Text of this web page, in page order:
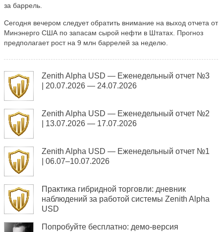
за баррель.
Сегодня вечером следует обратить внимание на выход отчета от
Минэнерго США по запасам сырой нефти в Штатах. Прогноз
предполагает рост на 9 млн баррелей за неделю.
Zenith Alpha USD — Еженедельный отчет №3
| 20.07.2026 — 24.07.2026
Zenith Alpha USD — Еженедельный отчет №2
| 13.07.2026 — 17.07.2026
Zenith Alpha USD — Еженедельный отчет №1
| 06.07–10.07.2026
Практика гибридной торговли: дневник
наблюдений за работой системы Zenith Alpha
USD
Попробуйте бесплатно: демо-версия